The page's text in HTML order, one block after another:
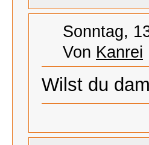
Sonntag,
Von Kanrei
Wilst du